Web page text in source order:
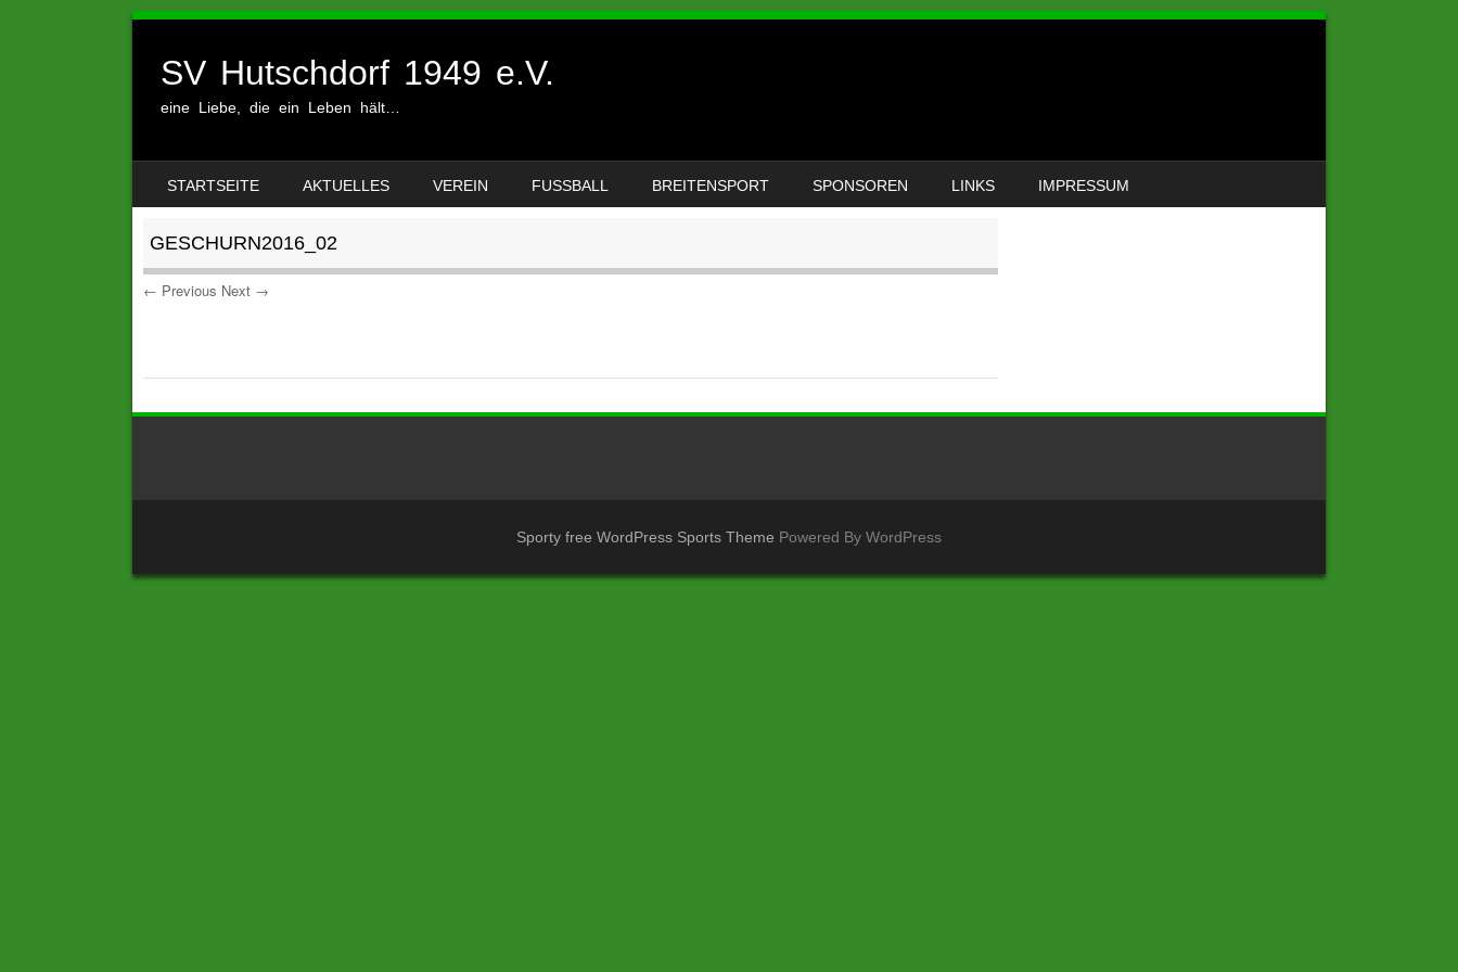
SV Hutschdorf 1949 e.V.
eine Liebe, die ein Leben hält…
MENU
STARTSEITE AKTUELLES VEREIN FUSSBALL BREITENSPORT SPONSOREN LINKS IMPRESSUM
GESCHURN2016_02
← Previous Next →
Sporty free WordPress Sports Theme Powered By WordPress